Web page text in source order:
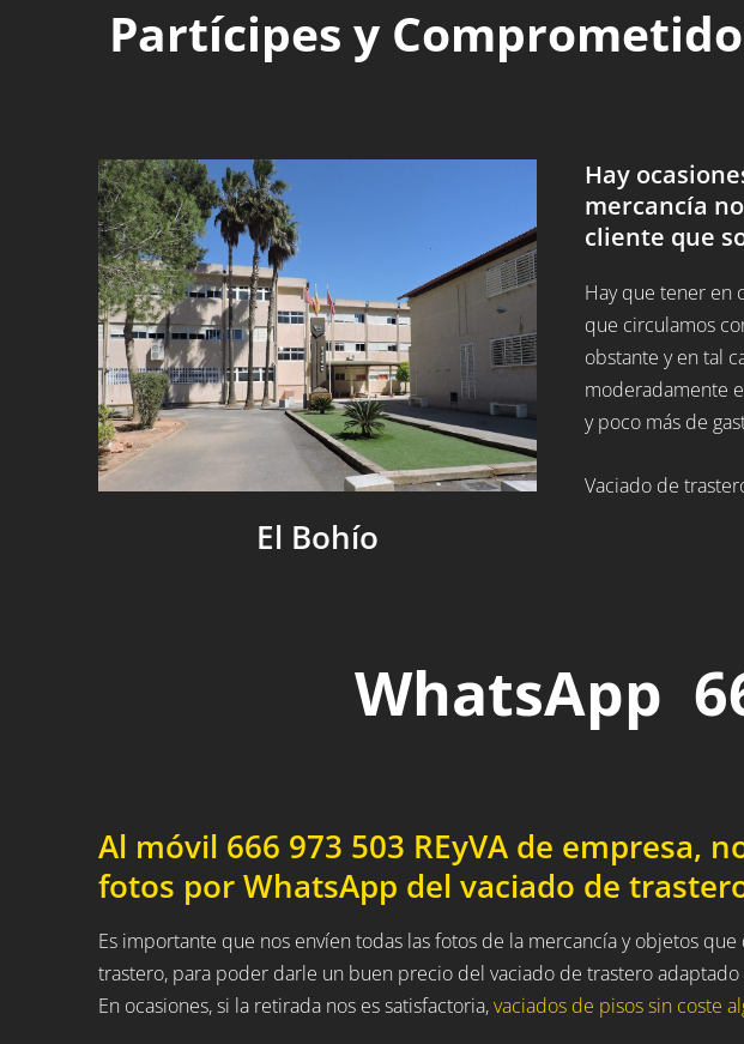
Partícipes y
El Bohío
Hay
mercancía
cliente que
Hay que tener en
que circulamos
obstante y en tal
moderadamente
y poco más de
Vaciado de
WhatsApp
Al móvil 666 973 503 REyVA de empresa,
fotos por WhatsApp del vaciado de
Es importante que nos envíen todas las fotos de la mercancía y objetos
trastero, para poder darle un buen precio del vaciado de trastero adaptado
En ocasiones, si la retirada nos es satisfactoria,vaciados de pisos sin coste